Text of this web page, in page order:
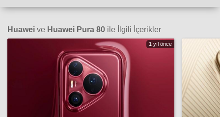
Huawei ve Huawei Pura 80 ile İlgili İçerikler
1 yıl önce